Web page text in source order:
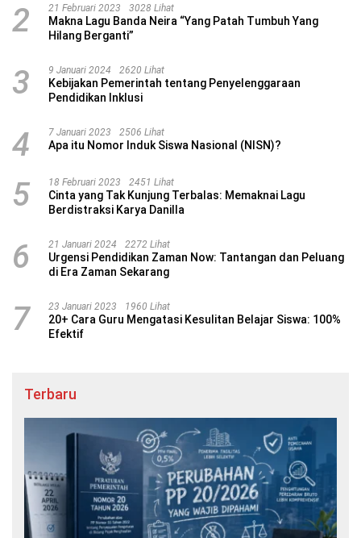
2 21 Februari 2023 3028 Lihat
Makna Lagu Banda Neira “Yang Patah Tumbuh Yang
Hilang Berganti”
3 9 Januari 2024 2620 Lihat
Kebijakan Pemerintah tentang Penyelenggaraan
Pendidikan Inklusi
4 7 Januari 2023 2506 Lihat
Apa itu Nomor Induk Siswa Nasional (NISN)?
5 18 Februari 2023 2451 Lihat
Cinta yang Tak Kunjung Terbalas: Memaknai Lagu
Berdistraksi Karya Danilla
6 21 Januari 2024 2272 Lihat
Urgensi Pendidikan Zaman Now: Tantangan dan Peluang
di Era Zaman Sekarang
7 23 Januari 2023 1960 Lihat
20+ Cara Guru Mengatasi Kesulitan Belajar Siswa: 100%
Efektif
Terbaru